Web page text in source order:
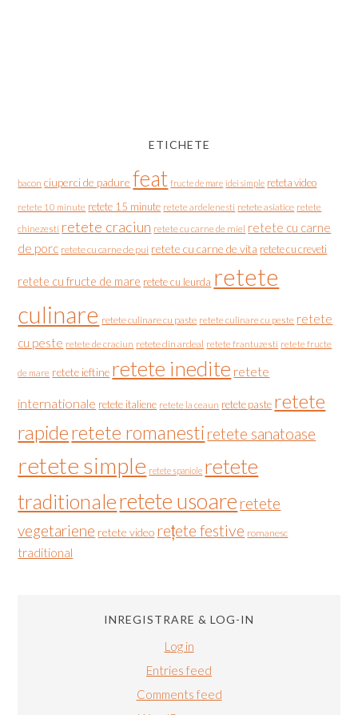
ETICHETE
bacon ciuperci de padure feat fructe de mare idei simple reteta video
retete 10 minute retete 15 minute retete ardelenesti retete asiatice retete
chinezesti retete craciun retete cu carne de miel retete cu carne
de porc retete cu carne de pui retete cu carne de vita retete cu creveti
retete cu fructe de mare retete cu leurda retete
culinare retete culinare cu paste retete culinare cu peste retete
cu peste retete de craciun retete din ardeal retete frantuzesti retete fructe
de mare retete ieftine retete inedite retete
internationale retete italiene retete la ceaun retete paste retete
rapideretete romanesti retete sanatoase
retete simple retete spaniole retete
traditionaleretete usoare retete
vegetariene retete video rețete festive romanesc
traditional
INREGISTRARE & LOG-IN
Log in
Entries feed
Comments feed